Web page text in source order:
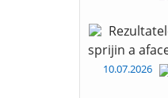
sprijin a
10.07.2026